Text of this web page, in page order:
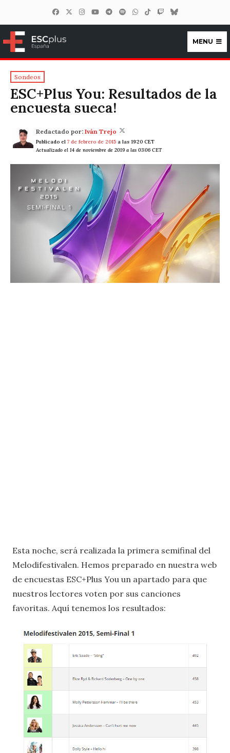
ESCplus España
MENU
Sondeos
ESC+Plus You: Resultados de la
encuesta sueca!
Redactado por: Iván Trejo
Publicado el 7 de febrero de 2015 a las 19:20 CET
Actualizado el 14 de noviembre de 2019 a las 03:06 CET
Esta noche, será realizada la primera semifinal del
Melodifestivalen. Hemos preparado en nuestra web
de encuestas ESC+Plus You un apartado para que
nuestros lectores voten por sus canciones
favoritas. Aquí tenemos los resultados: